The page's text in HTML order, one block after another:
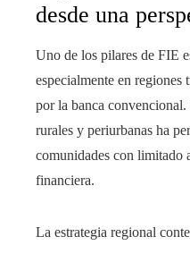
desde una
Uno de los pilares de FIE
especialmente en regiones
por la banca
rurales y periurbanas ha
comunidades con limitado
financiera.
La estrategia regional